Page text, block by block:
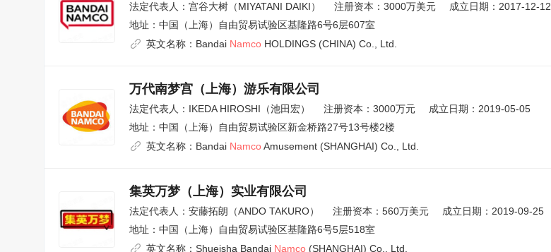
法定代表人： 宫谷大树（MIYATANI DAIKI） 注册资本：3000万美元
成立日期：2017-12-12
地址： 中国（上海）自由贸易试验区基隆路6号6层607室
英文名称： Bandai Namco HOLDINGS (CHINA) Co., Ltd.
万代南梦宫（上海）游乐有限公司
法定代表人： IKEDA HIROSHI（池田宏） 注册资本：3000万元
成立日期：2019-05-05
地址： 中国（上海）自由贸易试验区新金桥路27号13号楼2楼
英文名称： Bandai NamcoAmusement (SHANGHAI) Co., Ltd.
集英万梦（上海）实业有限公司
法定代表人： 安藤拓朗（ANDO TAKURO） 注册资本：560万美元
成立日期：2019-09-25
地址： 中国（上海）自由贸易试验区基隆路6号5层518室
英文名称： Shueisha Bandai Namco (SHANGHAI) Co., Ltd.